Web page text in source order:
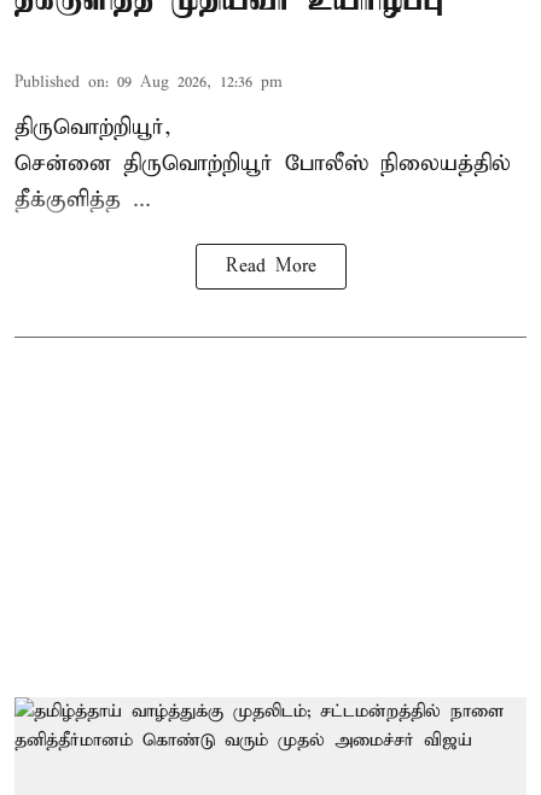
Published on: 09 Aug 2026, 12:36 pm
திருவொற்றியூர்,
சென்னை திருவொற்றியூர் போலீஸ் நிலையத்தில்
தீக்குளித்த ...
Read More